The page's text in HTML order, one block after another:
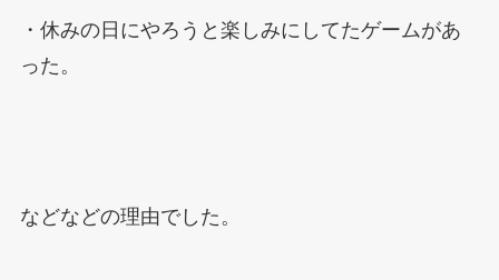
・休みの日にやろうと楽しみにしてたゲームがあ
った。
などなどの理由でした。